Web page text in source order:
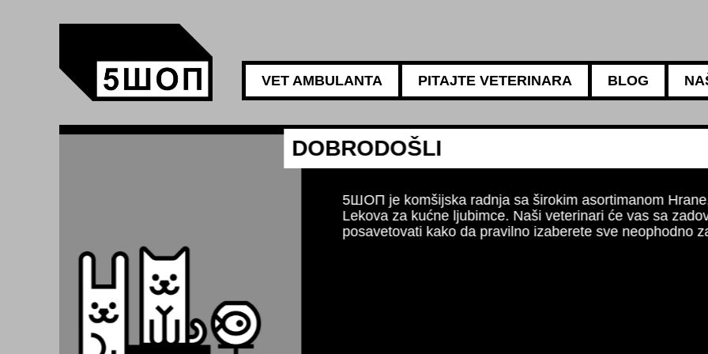
VET AMBULANTA PITAJTE VETERINARA BLOG
Za sve potrebe vaših
Naši iskusni veterinari
ishrani, negi i higijeni